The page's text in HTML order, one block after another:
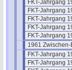
FKT-Jahrgang
FKT-Jahrgang
FKT-Jahrgang
FKT-Jahrgang
FKT-Jahrgang
1961
FKT-Jahrgang
FKT-Jahrgang